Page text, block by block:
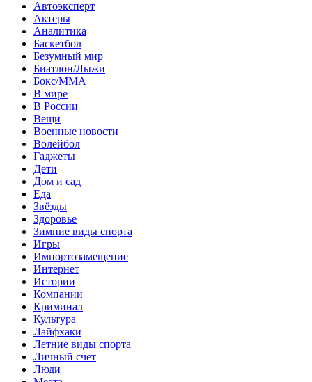
Автоэксперт
Актеры
Аналитика
Баскетбол
Безумный мир
Биатлон/Лыжи
Бокс/MMA
В мире
В России
Вещи
Военные новости
Волейбол
Гаджеты
Дети
Дом и сад
Еда
Звёзды
Здоровье
Зимние виды спорта
Игры
Импортозамещение
Интернет
Истории
Компании
Криминал
Культура
Лайфхаки
Летние виды спорта
Личный счет
Люди